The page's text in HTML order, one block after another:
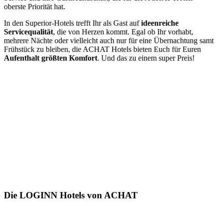
oberste Priorität hat.
In den Superior-Hotels trefft Ihr als Gast aufideenreiche
Servicequalität, die von Herzen kommt. Egal ob Ihr vorhabt,
mehrere Nächte oder vielleicht auch nur für eine Übernachtung samt
Frühstück zu bleiben, die ACHAT Hotels bieten Euch für Euren
Aufenthalt größten Komfort. Und das zu einem super Preis!
Die LOGINN Hotels von ACHAT